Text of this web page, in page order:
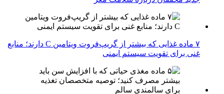
۷ ماده غذایی که بیشتر از گریپ‌فروت ویتامین C دارند؛ منابع
غنی برای تقویت سیستم ایمنی